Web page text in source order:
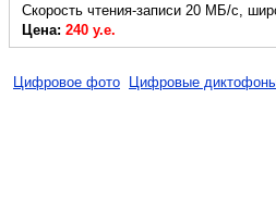
Скорость чтения-записи 20 МБ/с,
Цена: 240 у.е.
Цифровое фото Цифровые